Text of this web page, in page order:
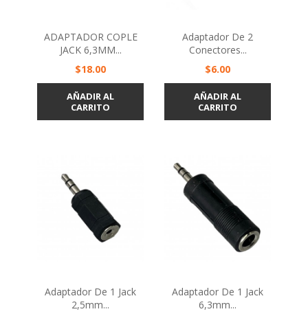
ADAPTADOR COPLE
JACK 6,3MM...
Precio
$18.00
AÑADIR AL
CARRITO
Adaptador De 2
Conectores...
Precio
$6.00
AÑADIR AL
CARRITO
Adaptador De 1 Jack
2,5mm...
Adaptador De 1 Jack
6,3mm...